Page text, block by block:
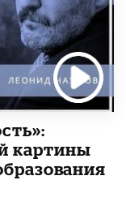
картины